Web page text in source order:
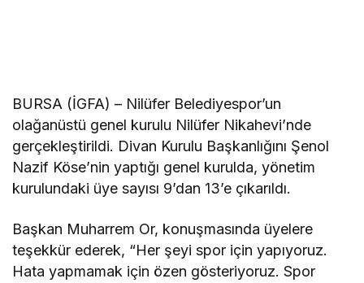
BURSA (İGFA) – Nilüfer Belediyespor’un
olağanüstü genel kurulu Nilüfer Nikahevi’nde
gerçekleştirildi. Divan Kurulu Başkanlığını Şenol
Nazif Köse’nin yaptığı genel kurulda, yönetim
kurulundaki üye sayısı 9’dan 13’e çıkarıldı.
Başkan Muharrem Or, konuşmasında üyelere
teşekkür ederek, “Her şeyi spor için yapıyoruz.
Hata yapmamak için özen gösteriyoruz. Spor